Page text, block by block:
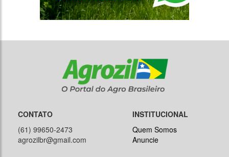
CONTATO
(61) 99650-2473
agrozilbr@gmail.com
INSTITUCIONAL
Quem Somos
Anuncie